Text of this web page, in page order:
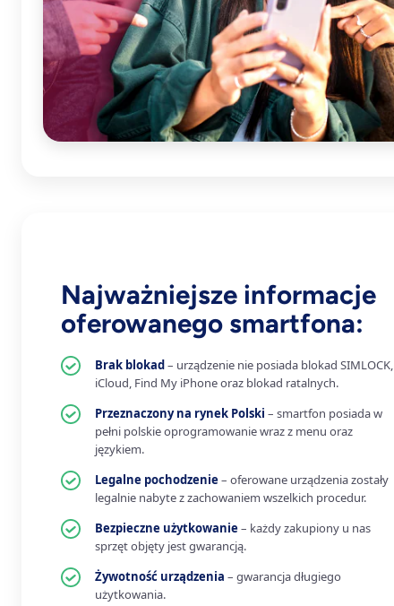
Najważniejsze informacje
oferowanego smartfona:
Brak blokad– urządzenie nie posiada blokad SIMLOCK,
iCloud, Find My iPhone oraz blokad ratalnych.
Przeznaczony na rynek Polski – smartfon posiada w
pełni polskie oprogramowanie wraz z menu oraz
językiem.
Legalne pochodzenie– oferowane urządzenia zostały
legalnie nabyte z zachowaniem wszelkich procedur.
Bezpieczne użytkowanie– każdy zakupiony u nas
sprzęt objęty jest gwarancją.
Żywotność urządzenia – gwarancja długiego
użytkowania.